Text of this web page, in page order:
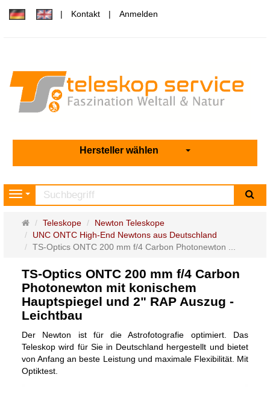
Kontakt Anmelden
Hersteller wählen
Navigation
Startseite
Teleskope
Newton Teleskope
UNC ONTC High-End Newtons aus Deutschland
TS-Optics ONTC 200 mm f/4 Carbon Photonewton ...
TS-Optics ONTC 200 mm f/4 Carbon
Photonewton mit konischem
Hauptspiegel und 2" RAP Auszug -
Leichtbau
Der Newton ist für die Astrofotografie optimiert. Das
Teleskop wird für Sie in Deutschland hergestellt und bietet
von Anfang an beste Leistung und maximale Flexibilität. Mit
Optiktest.